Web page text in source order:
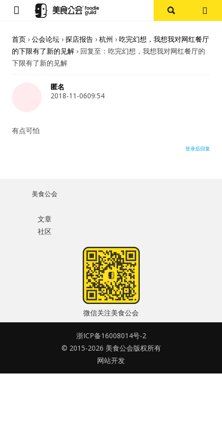
记住我的登录状态
没帐号？
首页
公会活动
信息发布
悬赏测评
私家厨房
首页 › 公会论坛 › 探店报告 › 杭州 › 吃完幻想，我想我对网红餐厅
的下限有了新的见解 › 回复至：吃完幻想，我想我对网红餐厅的
下限有了新的见解
匿名
2018-11-0609:54
有点可怕
登录后回复
美食公会
文章
社区
微信关注美食公会
浙ICP备16008014号-2
© 2015-2026 美食公会版权所有
网站开发